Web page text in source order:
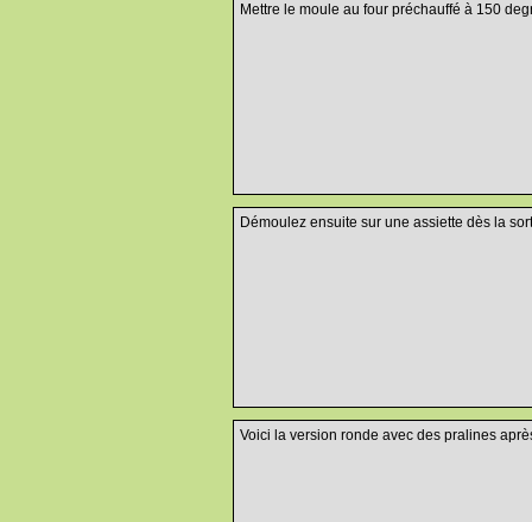
Mettre le moule au four préchauffé à 150
Démoulez ensuite sur une assiette dès la
Voici la version ronde avec des pralines